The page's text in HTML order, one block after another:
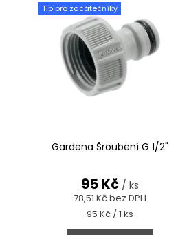
Tip pro začátečníky
Gardena Šroubení G 1/2"
78,51 Kč bez DPH
95 Kč / ks
Měrná
cena:
95 Kč / 1 ks